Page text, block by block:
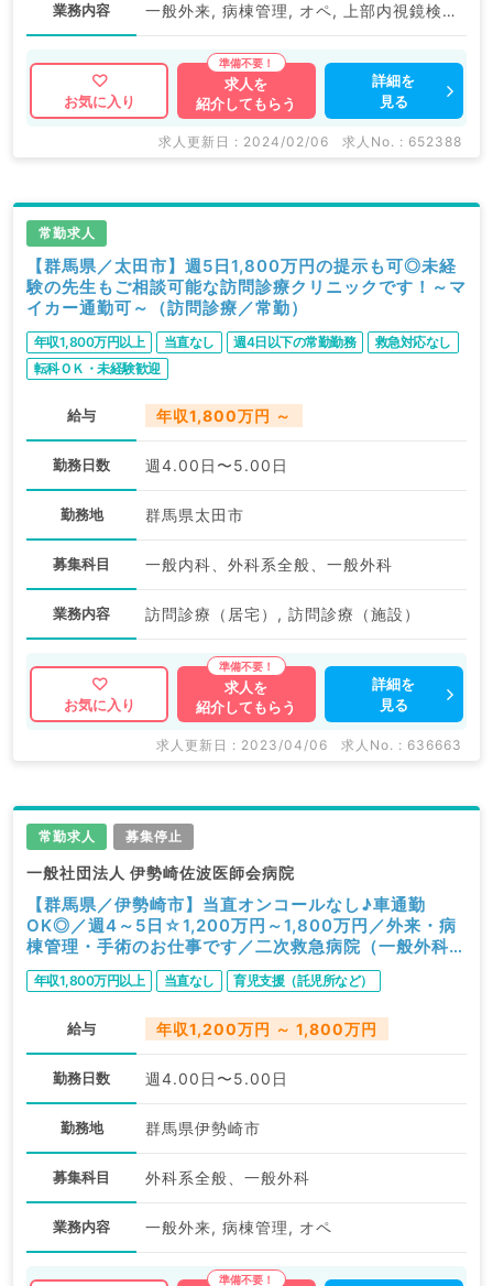
業務内容 一般外来, 病棟管理, オペ, 上部内視鏡検査（ＧＦ）, 下部内視鏡検査（ＣＦ）
お気に入り
求人を
紹介してもらう
詳細を
見る
求人更新日 : 2024/02/06 求人No. : 652388
常勤求人
【群馬県／太田市】週5日1,800万円の提示も可◎未経
験の先生もご相談可能な訪問診療クリニックです！～マ
イカー通勤可～（訪問診療／常勤）
年収1,800万円以上 当直なし 週4日以下の常勤勤務
救急対応なし
転科ＯＫ・未経験歓迎
給与 年収1,800万円 ～
勤務日数 週4.00日〜5.00日
勤務地 群馬県太田市
募集科目 一般内科、外科系全般、一般外科
業務内容 訪問診療（居宅）, 訪問診療（施設）
お気に入り
求人を
紹介してもらう
詳細を
見る
求人更新日 : 2023/04/06 求人No. : 636663
常勤求人 募集停止
一般社団法人 伊勢崎佐波医師会病院
【群馬県／伊勢崎市】当直オンコールなし♪車通勤
OK◎／週4～5日☆1,200万円～1,800万円／外来・病
棟管理・手術のお仕事です／二次救急病院（一般外科／
常勤）
年収1,800万円以上 当直なし 育児支援（託児所など）
給与 年収1,200万円 ～ 1,800万円
勤務日数 週4.00日〜5.00日
勤務地 群馬県伊勢崎市
募集科目 外科系全般、一般外科
業務内容 一般外来, 病棟管理, オペ